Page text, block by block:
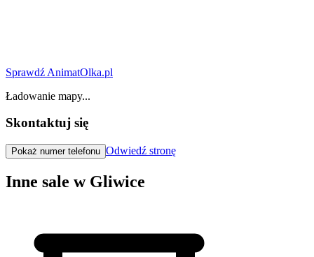
Sprawdź AnimatOlka.pl
Ładowanie mapy...
Skontaktuj się
Pokaż numer telefonu Odwiedź stronę
Inne sale w Gliwice